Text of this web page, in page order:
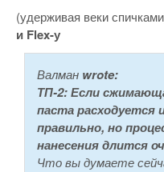
(удерживая веки
и Flex-у
Валман wrote:
ТП-2: Если
паста расходуется
правильно, но
нанесения длится
Что вы думаете